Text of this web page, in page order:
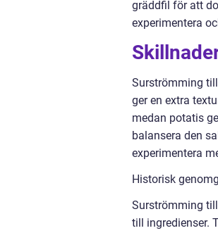
gräddfil för att
experimentera
Surströmming
ger en extra
medan potatis
balansera den
experimentera
Historisk
Surströmming
till ingredienser.